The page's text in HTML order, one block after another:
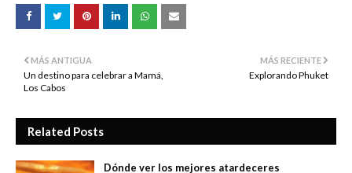
MÁS RECIENTE
Explorando Phuket
MÁS ANTIGUA
Un destino para celebrar a Mamá,
Los Cabos
Related Posts
Dónde ver los mejores atardeceres